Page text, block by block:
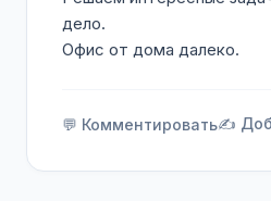
дело.
Офис от дома далеко.
💬 Комментировать✍️